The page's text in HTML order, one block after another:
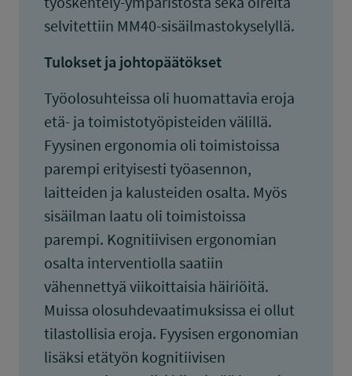
selvitettiin MM40-sisäilmastokyselyllä.
Tulokset ja johtopäätökset
Työolosuhteissa oli huomattavia eroja
etä- ja toimistotyöpisteiden välillä.
Fyysinen ergonomia oli toimistoissa
parempi erityisesti työasennon,
laitteiden ja kalusteiden osalta. Myös
sisäilman laatu oli toimistoissa
parempi. Kognitiivisen ergonomian
osalta interventiolla saatiin
vähennettyä viikoittaisia häiriöitä.
Muissa olosuhdevaatimuksissa ei ollut
tilastollisia eroja. Fyysisen ergonomian
lisäksi etätyön kognitiivisen